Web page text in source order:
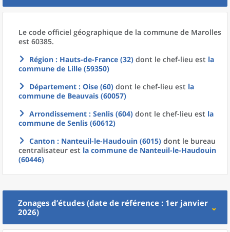
Le code officiel géographique de la commune de Marolles
est 60385.
Région : Hauts-de-France (32) dont le chef-lieu est la
commune de Lille (59350)
Département : Oise (60) dont le chef-lieu est la
commune de Beauvais (60057)
Arrondissement : Senlis (604) dont le chef-lieu est la
commune de Senlis (60612)
Canton : Nanteuil-le-Haudouin (6015) dont le bureau
centralisateur est la commune de Nanteuil-le-Haudouin
(60446)
Zonages d’études (date de référence : 1er janvier
2026)